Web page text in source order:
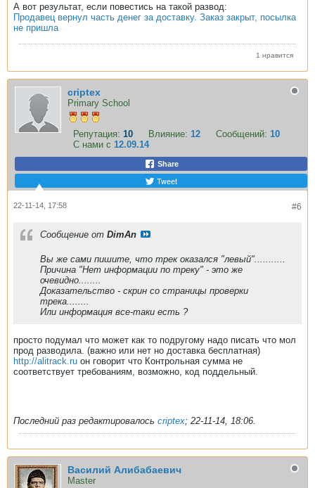
А вот результат, если повестись на такой развод:
Продавец вернул часть денег за доставку. Заказ закрыт, посылка
не пришла
1 нравится
criptex
Primary School
Репутация: 10 Влияние: 12 Сообщений: 10
С нами с 12.09.14
Share
Tweet
#6
22-11-14, 17:58
Сообщение от DimAn
Вы же сами пишите, что трек оказался "левый"...........
Причина "Нет информации по треку" - это же
очевидно........
Доказательство - скрин со страницы проверки
трека........
Или информация все-таки есть ?
просто подумал что может как то подругому надо писать что мол
прод разводила. (важно или нет но доставка бесплатная)
http://alitrack.ru он говорит что Контрольная сумма не
соответствует требованиям, возможно, код поддельный.
Последний раз редактировалось criptex; 22-11-14, 18:06
Василий Алибабаевич
Master